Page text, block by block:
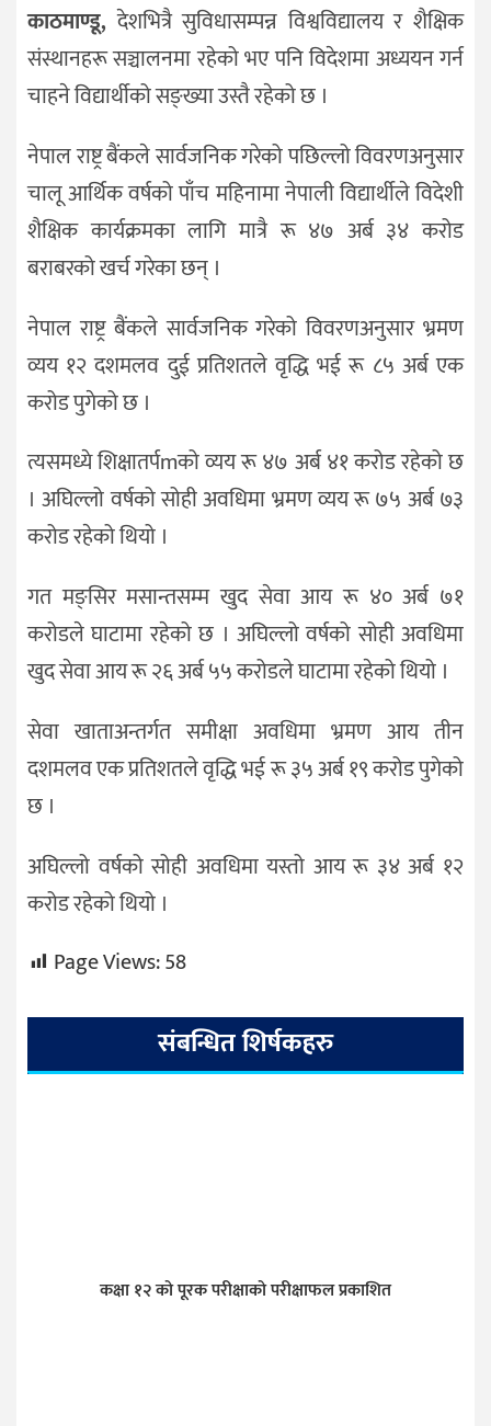
जीवनशैली
दर्शन
/
विचार
देश
राजनीति
काठमाण्डू, देशभित्रै सुविधासम्पन्न विश्वविद्यालय र शैक्षिक
संस्थानहरू सञ्चालनमा रहेको भए पनि विदेशमा अध्ययन गर्न
चाहने विद्यार्थीको सङ्ख्या उस्तै रहेको छ ।
नेपाल राष्ट्र बैंकले सार्वजनिक गरेको पछिल्लो विवरणअनुसार
चालू आर्थिक वर्षको पाँच महिनामा नेपाली विद्यार्थीले विदेशी
शैक्षिक कार्यक्रमका लागि मात्रै रू ४७ अर्ब ३४ करोड
बराबरको खर्च गरेका छन् ।
नेपाल राष्ट्र बैंकले सार्वजनिक गरेको विवरणअनुसार भ्रमण
व्यय १२ दशमलव दुई प्रतिशतले वृद्धि भई रू ८५ अर्ब एक
करोड पुगेको छ ।
त्यसमध्ये शिक्षातर्पmको व्यय रू ४७ अर्ब ४१ करोड रहेको छ
। अघिल्लो वर्षको सोही अवधिमा भ्रमण व्यय रू ७५ अर्ब ७३
करोड रहेको थियो ।
गत मङ्सिर मसान्तसम्म खुद सेवा आय रू ४० अर्ब ७१
करोडले घाटामा रहेको छ । अघिल्लो वर्षको सोही अवधिमा
खुद सेवा आय रू २६ अर्ब ५५ करोडले घाटामा रहेको थियो ।
सेवा खाताअन्तर्गत समीक्षा अवधिमा भ्रमण आय तीन
दशमलव एक प्रतिशतले वृद्धि भई रू ३५ अर्ब १९ करोड पुगेको
छ ।
अघिल्लो वर्षको सोही अवधिमा यस्तो आय रू ३४ अर्ब १२
करोड रहेको थियो ।
Page Views:58
संबन्धित शिर्षकहरु
कक्षा १२ को पूरक परीक्षाको परीक्षाफल प्रकाशित